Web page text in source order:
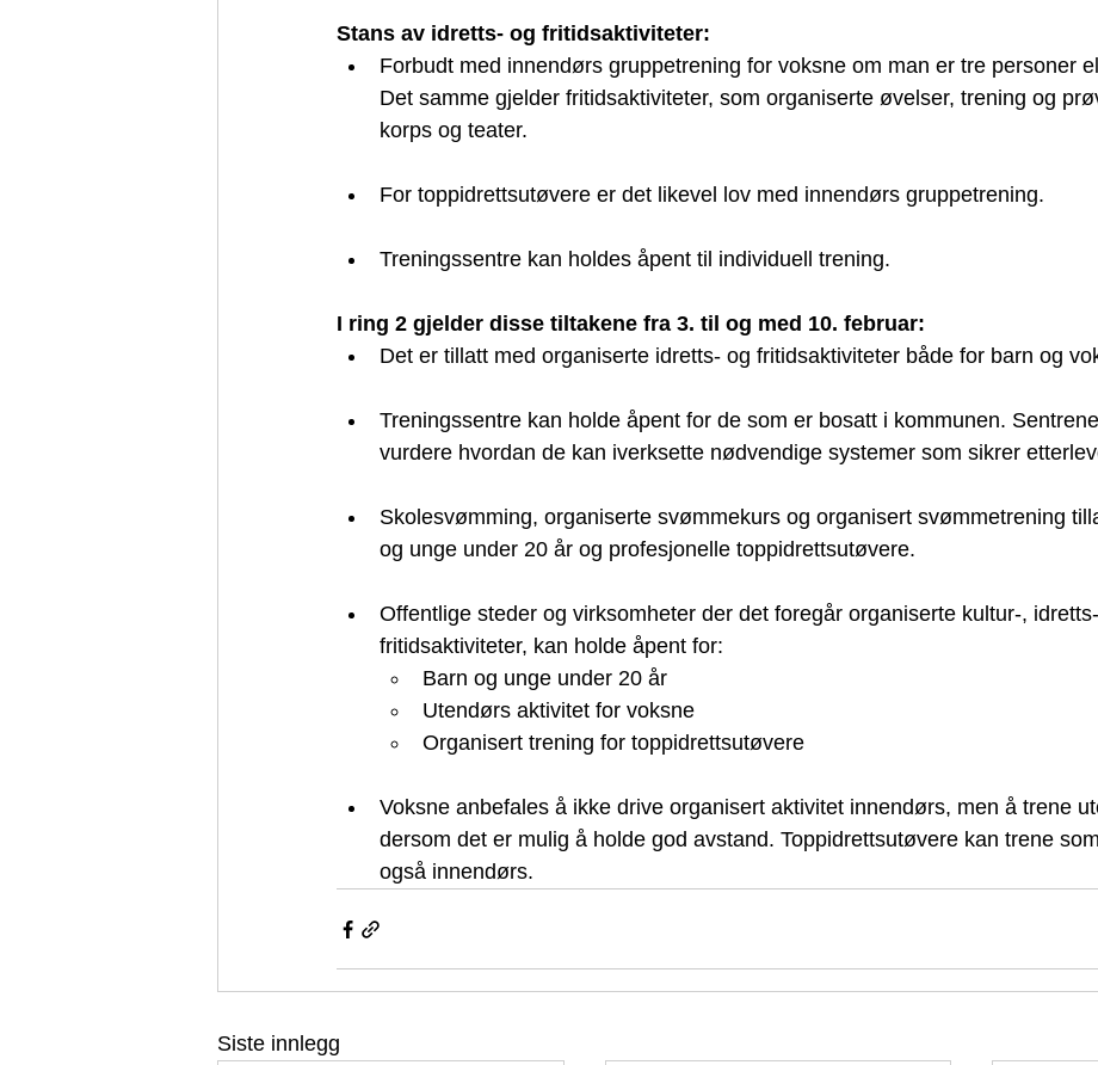
Stans av idretts- og fritidsaktiviteter:
Forbudt med innendørs gruppetrening for voksne om man er tre personer
Det samme gjelder fritidsaktiviteter, som organiserte øvelser, trening og
korps og teater.
For toppidrettsutøvere er det likevel lov med innendørs gruppetrening.
Treningssentre kan holdes åpent til individuell trening.
I ring 2 gjelder disse tiltakene fra 3. til og med 10. februar:
Det er tillatt med organiserte idretts- og fritidsaktiviteter både for barn og
Treningssentre kan holde åpent for de som er bosatt i kommunen.
vurdere hvordan de kan iverksette nødvendige systemer som sikrer
Skolesvømming, organiserte svømmekurs og organisert svømmetrening
og unge under 20 år og profesjonelle toppidrettsutøvere.
Offentlige steder og virksomheter der det foregår organiserte kultur-,
fritidsaktiviteter, kan holde åpent for:
Barn og unge under 20 år
Utendørs aktivitet for voksne
Organisert trening for toppidrettsutøvere
Voksne anbefales å ikke drive organisert aktivitet innendørs, men å trene
dersom det er mulig å holde god avstand. Toppidrettsutøvere kan trene
også innendørs.
Siste innlegg